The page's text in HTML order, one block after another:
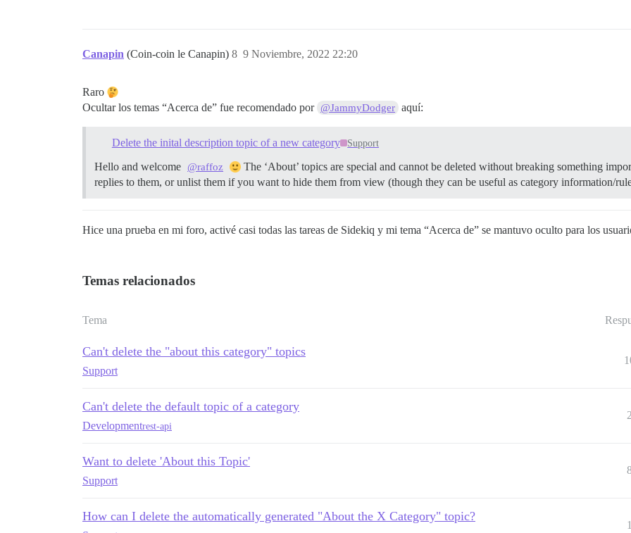
Canapin (Coin-coin le Canapin) 9 Noviembre, 2022 22:20
8
Raro
Ocultar los temas “Acerca de” fue recomendado por @JammyDodger aquí:
Delete the inital description topic of a new category Support
Hello and welcome @raffoz
The ‘About’ topics are special and cannot be deleted without breaking something
replies to them, or unlist them if you want to hide them from view (though they can be useful as category information/
Hice una prueba en mi foro, activé casi todas las tareas de Sidekiq y mi tema “Acerca de” se mantuvo oculto para los
Temas relacionados
Tema
Can't delete the "about this category" topics
Support
Can't delete the default topic of a category
Developmentrest-api
2
Want to delete 'About this Topic'
Support
How can I delete the automatically generated "About the X Category" topic?
1